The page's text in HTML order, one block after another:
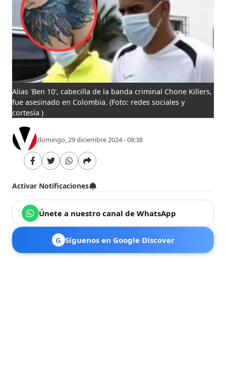
Alias 'Ben 10', cabecilla de la banda criminal Chone Killers,
fue asesinado en Colombia.(Foto: redes sociales y
cortesía )
domingo, 29 diciembre 2024 - 08:38
Activar Notificaciones
Únete a nuestro canal de WhatsApp
G Síguenos en Google Discover